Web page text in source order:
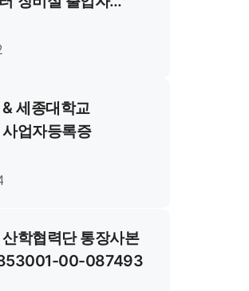
세종대학교
업자등록증
학협력단 통장사본
00-087493